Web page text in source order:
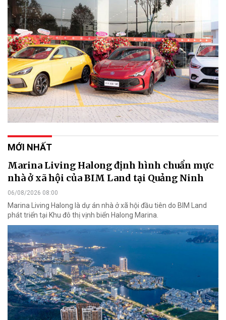
MỚI NHẤT
Marina Living Halong định hình chuẩn mực
nhà ở xã hội của BIM Land tại Quảng Ninh
06/08/2026 08:00
Marina Living Halong là dự án nhà ở xã hội đầu tiên do BIM Land
phát triển tại Khu đô thị vịnh biển Halong Marina.